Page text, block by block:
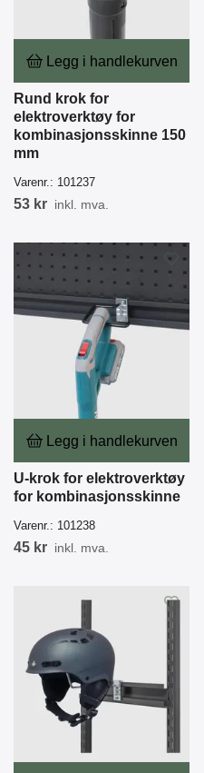
Legg i handlekurven
Rund krok for
elektroverktøy for
kombinasjonsskinne 150
mm
Varenr.: 101237
53 kr inkl. mva.
Legg i handlekurven
U-krok for elektroverktøy
for kombinasjonsskinne
Varenr.: 101238
45 kr inkl. mva.